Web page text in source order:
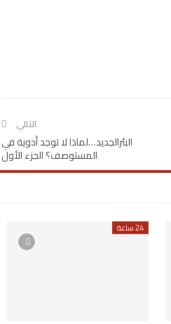
التالي
البئرالجديد…لماذا لا توجد أدوية في
المستوصف؟ الجزء الأول
24 ساعة